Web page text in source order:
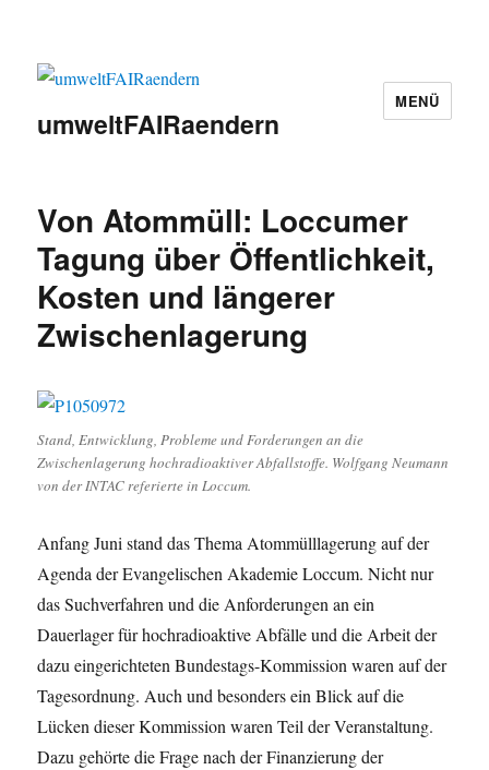
umweltFAIRaendern
MENÜ
Von Atommüll: Loccumer
Tagung über Öffentlichkeit,
Kosten und längerer
Zwischenlagerung
Stand, Entwicklung, Probleme und Forderungen an die
Zwischenlagerung hochradioaktiver Abfallstoffe. Wolfgang Neumann
von der INTAC referierte in Loccum.
Anfang Juni stand das Thema Atommülllagerung auf der
Agenda der Evangelischen Akademie Loccum. Nicht nur
das Suchverfahren und die Anforderungen an ein
Dauerlager für hochradioaktive Abfälle und die Arbeit der
dazu eingerichteten Bundestags-Kommission waren auf der
Tagesordnung. Auch und besonders ein Blick auf die
Lücken dieser Kommission waren Teil der Veranstaltung.
Dazu gehörte die Frage nach der Finanzierung der